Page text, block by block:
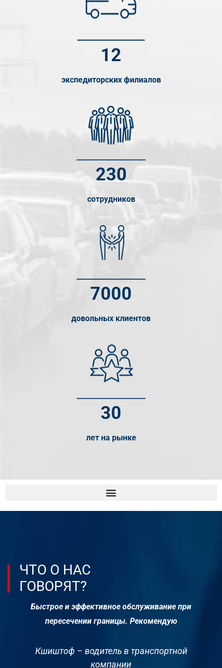
экспедиторских филиалов
12
сотрудников
230
довольных клиентов
7000
лет на рынке
30
ЧТО О НАС
ГОВОРЯТ?
и эффективное обслуживание при
пересечении границы. Рекомендую
Кшиштоф – водитель в транспортной
компании